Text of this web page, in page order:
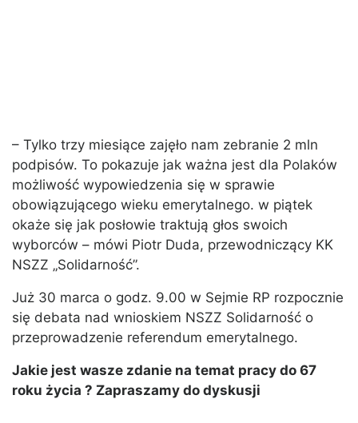
– Tylko trzy miesiące zajęło nam zebranie 2 mln
podpisów. To pokazuje jak ważna jest dla Polaków
możliwość wypowiedzenia się w sprawie
obowiązującego wieku emerytalnego. w piątek
okaże się jak posłowie traktują głos swoich
wyborców – mówi Piotr Duda, przewodniczący KK
NSZZ „Solidarność”.
Już 30 marca o godz. 9.00 w Sejmie RP rozpocznie
się debata nad wnioskiem NSZZ Solidarność o
przeprowadzenie referendum emerytalnego.
Jakie jest wasze zdanie na temat pracy do 67
roku życia ? Zapraszamy do dyskusji